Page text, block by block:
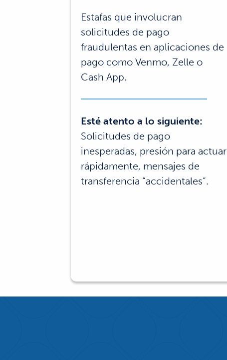
Estafas que involucran
solicitudes de pago
fraudulentas en aplicaciones de
pago como Venmo, Zelle o
Cash App.
Esté atento a lo siguiente:
Solicitudes de pago
inesperadas, presión para actuar
rápidamente, mensajes de
transferencia “accidentales”.